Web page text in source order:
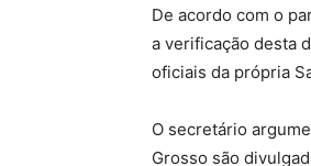
De acordo com o
a verificação desta
oficiais da própria
O secretário
Grosso são